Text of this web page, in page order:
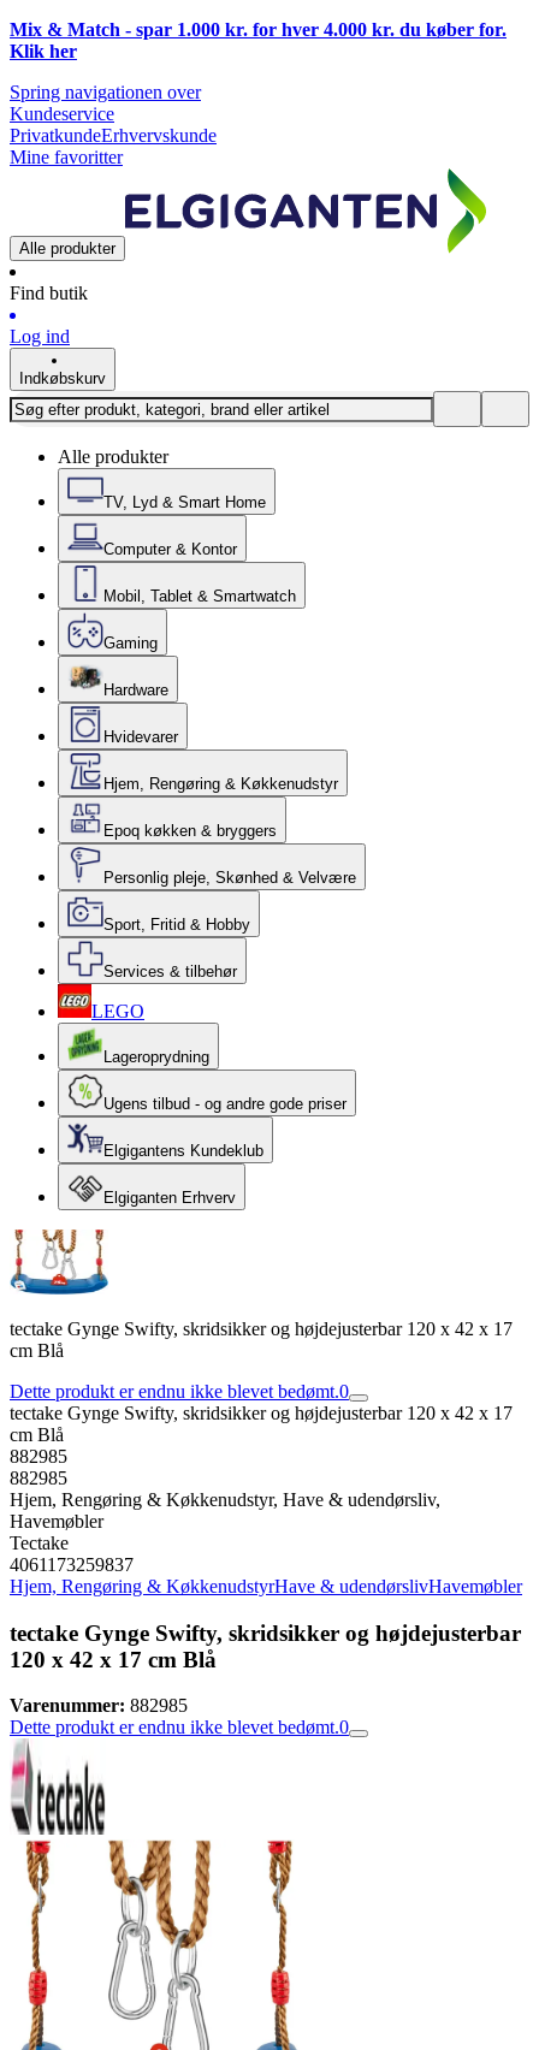
Mix & Match - spar 1.000 kr. for hver 4.000 kr. du køber for.
Klik her
Spring navigationen over
Kundeservice
PrivatkundeErhvervskunde
Mine favoritter
Alle produkter
Find butik
Log ind
Indkøbskurv
Alle produkter
TV, Lyd & Smart Home
Computer & Kontor
Mobil, Tablet & Smartwatch
Gaming
Hardware
Hvidevarer
Hjem, Rengøring & Køkkenudstyr
Epoq køkken & bryggers
Personlig pleje, Skønhed & Velvære
Sport, Fritid & Hobby
Services & tilbehør
LEGO
Lageroprydning
Ugens tilbud - og andre gode priser
Elgigantens Kundeklub
Elgiganten Erhverv
tectake Gynge Swifty, skridsikker og højdejusterbar 120 x 42 x 17
cm Blå
Dette produkt er endnu ikke blevet bedømt.0
tectake Gynge Swifty, skridsikker og højdejusterbar 120 x 42 x 17
cm Blå
882985
882985
Hjem, Rengøring & Køkkenudstyr, Have & udendørsliv,
Havemøbler
Tectake
4061173259837
Hjem, Rengøring & KøkkenudstyrHave & udendørslivHavemøbler
tectake Gynge Swifty, skridsikker og højdejusterbar
120 x 42 x 17 cm Blå
Varenummer: 882985
Dette produkt er endnu ikke blevet bedømt.0